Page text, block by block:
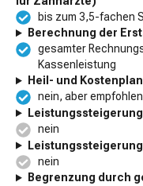
bis zum 3,5-fachen
Berechnung der
gesamter
Kassenleistung
Heil- und
nein, aber empfohlen
nein
nein
Begrenzung durch